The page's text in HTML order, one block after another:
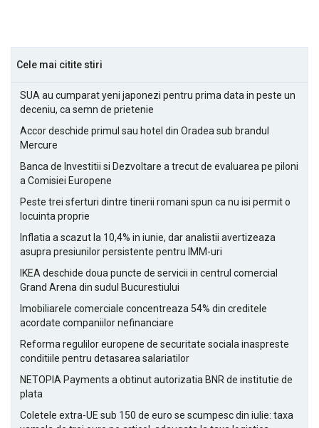
Cele mai citite stiri
SUA au cumparat yeni japonezi pentru prima data in peste un
deceniu, ca semn de prietenie
Accor deschide primul sau hotel din Oradea sub brandul
Mercure
Banca de Investitii si Dezvoltare a trecut de evaluarea pe piloni
a Comisiei Europene
Peste trei sferturi dintre tinerii romani spun ca nu isi permit o
locuinta proprie
Inflatia a scazut la 10,4% in iunie, dar analistii avertizeaza
asupra presiunilor persistente pentru IMM-uri
IKEA deschide doua puncte de servicii in centrul comercial
Grand Arena din sudul Bucurestiului
Imobiliarele comerciale concentreaza 54% din creditele
acordate companiilor nefinanciare
Reforma regulilor europene de securitate sociala inaspreste
conditiile pentru detasarea salariatilor
NETOPIA Payments a obtinut autorizatia BNR de institutie de
plata
Coletele extra-UE sub 150 de euro se scumpesc din iulie: taxa